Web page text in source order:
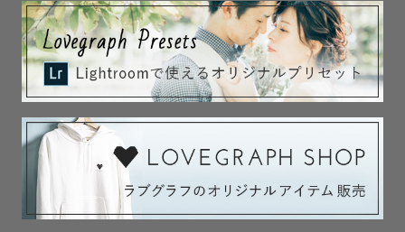
(真夏以外の屋外撮影の場合)
※11時〜13時の時間帯は太陽が真上にくるため撮影に最も
不向きな時間帯となっております。
午前中は早めの時間帯、午後は夕方ごろが光も和らぎ綺麗
なお写真を撮ることができますのでおすすめです✨
ぜひご参考までに。